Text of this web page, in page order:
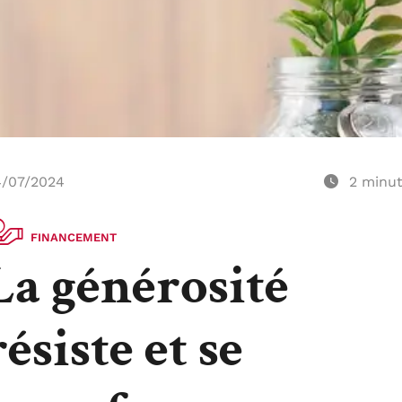
07/2024 2
FINANCEMENT
générosité
et se